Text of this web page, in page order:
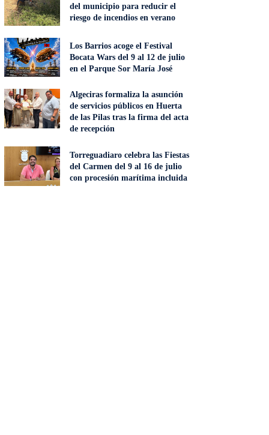
del municipio para reducir el
riesgo de incendios en verano
Los Barrios acoge el Festival
Bocata Wars del 9 al 12 de julio
en el Parque Sor María José
Algeciras formaliza la asunción
de servicios públicos en Huerta
de las Pilas tras la firma del acta
de recepción
Torreguadiaro celebra las Fiestas
del Carmen del 9 al 16 de julio
con procesión marítima incluida